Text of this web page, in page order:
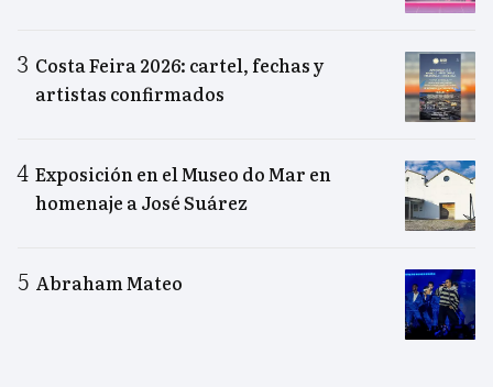
Costa Feira 2026: cartel, fechas y
artistas confirmados
Exposición en el Museo do Mar en
homenaje a José Suárez
Abraham Mateo